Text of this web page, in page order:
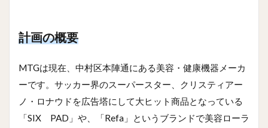
計画の概要
MTGは現在、中村区本陣通にある美容・健康機器メーカ
ーです。サッカー界のスーパースター、クリスティアー
ノ・ロナウドを広告塔にして大ヒット商品となっている
「SIX PAD」や、「Refa」というブランドで美容ローラ